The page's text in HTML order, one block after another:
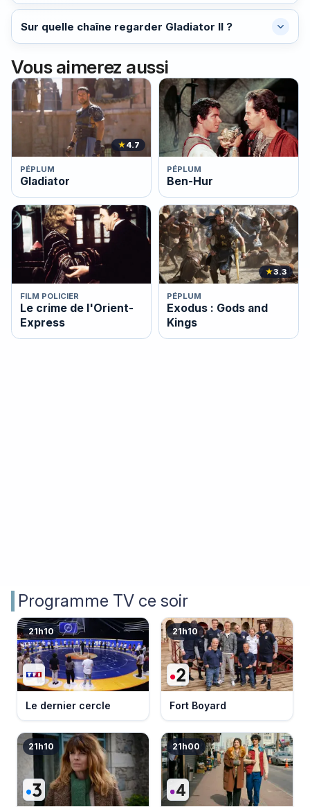
Sur quelle chaîne regarder Gladiator II ?
Vous aimerez aussi
★4.7
PÉPLUM
Gladiator
PÉPLUM
Ben-Hur
FILM POLICIER
Le crime de l'Orient-
Express
★3.3
PÉPLUM
Exodus : Gods and
Kings
Programme TV ce soir
21h10
Le dernier cercle
21h10
Fort Boyard
21h10 21h00